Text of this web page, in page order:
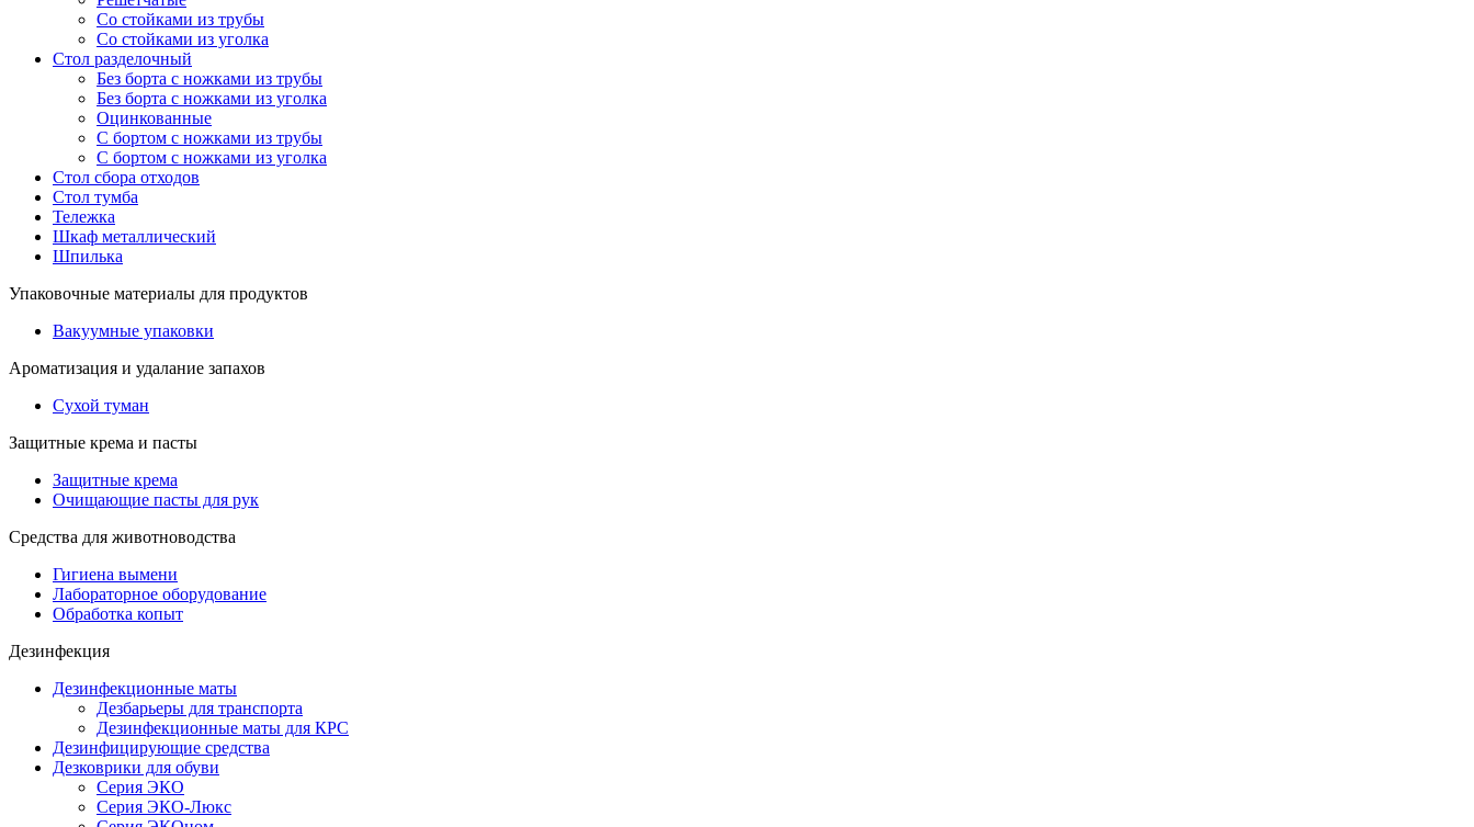
Со стойками из трубы
Со стойками из уголка
Стол разделочный
Без борта с ножками из трубы
Без борта с ножками из уголка
Оцинкованные
С бортом с ножками из трубы
С бортом с ножками из уголка
Стол сбора отходов
Стол тумба
Тележка
Шкаф металлический
Шпилька
Упаковочные материалы для продуктов
Вакуумные упаковки
Ароматизация и удалание запахов
Сухой туман
Защитные крема и пасты
Защитные крема
Очищающие пасты для рук
Средства для животноводства
Гигиена вымени
Лабораторное оборудование
Обработка копыт
Дезинфекция
Дезинфекционные маты
Дезбарьеры для транспорта
Дезинфекционные маты для КРС
Дезинфицирующие средства
Дезковрики для обуви
Серия ЭКО
Серия ЭКО-Люкс